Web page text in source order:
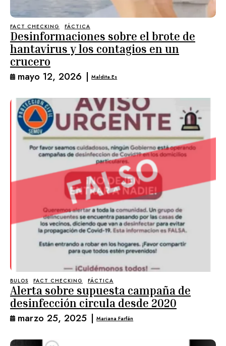
FACT CHECKING FÁCTICA
Desinformaciones sobre el brote de
hantavirus y los contagios en un
crucero
mayo 12, 2026 | Maldita.es
BULOS FACT CHECKING FÁCTICA
Alerta sobre supuesta campaña de
desinfección circula desde 2020
marzo 25, 2025 | Mariana Farfán